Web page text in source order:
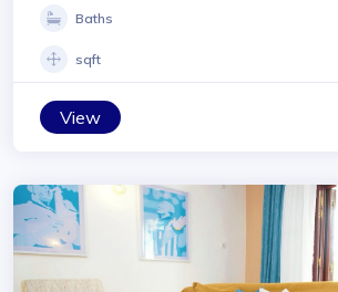
Baths
sqft
View